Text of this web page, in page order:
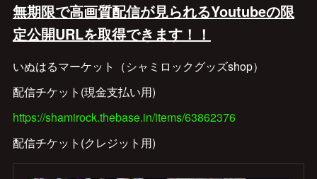
無期限で高画質配信が見られるYoutubeの限
定公開URLを取得できます！！
いぬはるマーケット（シャミロックグッズshop）
配信チケット(現金支払い用)
https://shamirock.thebase.in/items/63862376
配信チケット(クレジット用)